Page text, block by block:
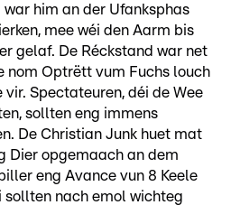
war him an der Ufanksphas
mee wéi den Aarm bis
gelaf. De Réckstand war net
nom Optrëtt vum Fuchs louch
vir. Spectateuren, déi de Wee
sollten eng immens
De Christian Junk huet mat
Dier opgemaach an dem
eng Avance vun 8 Keele
sollten nach emol wichteg